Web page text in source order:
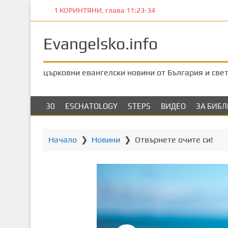
к
1 КОРИНТЯНИ, глава 11:23-34
Evangelsko.info
църковни евангелски новини от България и
30 ESCHATOLOGY STEPS ВИДЕО ЗА
Начало ❯ Новини❯ Отвърнете очите си!